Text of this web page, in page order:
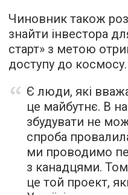
Чиновник також
знайти інвестора
старт» з метою
доступу до космосу.
Є люди, які
це майбутнє. В
збудувати не
спроба
ми проводимо
з канадцями.
це той проект,